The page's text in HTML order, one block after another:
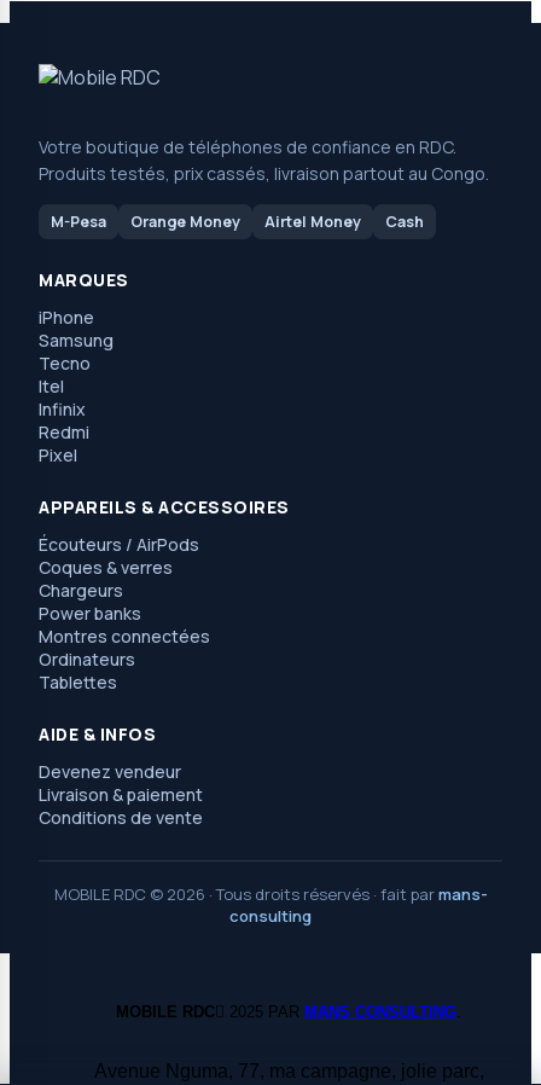
Votre boutique de téléphones de confiance en RDC.
Produits testés, prix cassés, livraison partout au Congo.
M-Pesa Orange Money Airtel Money Cash
MARQUES
iPhone
Samsung
Tecno
Itel
Infinix
Redmi
Pixel
APPAREILS & ACCESSOIRES
Écouteurs / AirPods
Coques & verres
Chargeurs
Power banks
Montres connectées
Ordinateurs
Tablettes
AIDE & INFOS
Devenez vendeur
Livraison & paiement
Conditions de vente
MOBILE RDC © 2026 · Tous droits réservés · fait parmans-
consulting
MOBILE RDC 2025 PAR MANS CONSULTING.
Avenue Nguma, 77, ma campagne, jolie parc,